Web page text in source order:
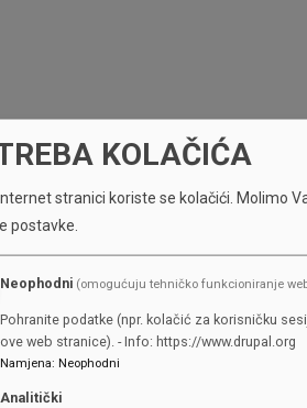
KOLAČIĆA
stranici koriste se kolačići. Molimo
postavke.
Neophodni (omogućuju tehničko funkcioniranje
Pohranite podatke (npr. kolačić za korisničku
ove web stranice). - Info: https://www.drupal.org
Namjena: Neophodni
Analitički